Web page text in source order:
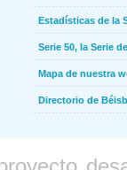
Estadísticas de la
Serie 50, la Serie
Mapa de nuestra
Directorio de